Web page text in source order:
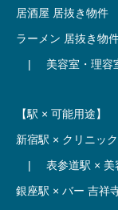
居酒屋 居抜き物件
ラーメン 居抜き物
|
美容室・理容
【駅 × 可能用途】
新宿駅 × クリニック
|
表参道駅 × 美
銀座駅 × バー 吉祥